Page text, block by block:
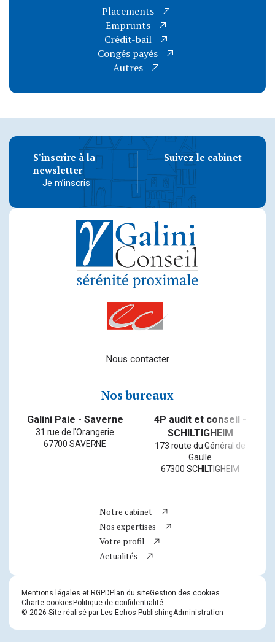
Youtube
Comptes consolidés, combinés et IFRS
Commissariat aux comptes
Placements
Emprunts
Crédit-bail
Congés payés
Autres
Nous contacter
Nos bureaux
Galini Paie - Saverne
31 rue de l'Orangerie
67700 SAVERNE
4P audit et conseil -
SCHILTIGHEIM
173 route du Général de
Gaulle
67300 SCHILTIGHEIM
Notre cabinet
Nos expertises
Votre profil
Actualités
S'inscrire à la
newsletter
Je m’inscris
Suivez le cabinet
Mentions légales et RGPD Plan du siteGestion des cookies
Charte cookies Politique de confidentialité
© 2026 Site réalisé par Les Echos PublishingAdministration